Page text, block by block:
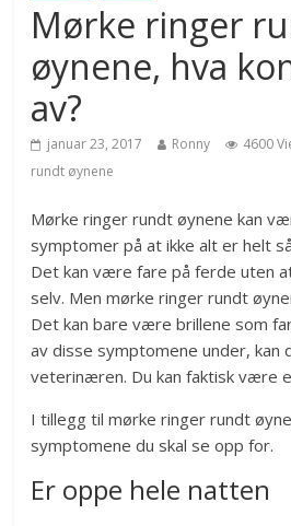
Mørke ringer
øynene, hva
av?
januar 23, 2017 Ronny 4600
rundt øynene
Mørke ringer rundt øynene kan
symptomer på at ikke alt er helt
Det kan være fare på ferde uten
selv. Men mørke ringer rundt
Det kan bare være brillene som
av disse symptomene under, kan
veterinæren. Du kan faktisk være
I tillegg til mørke ringer rundt
symptomene du skal se opp for.
Er oppe hele natten